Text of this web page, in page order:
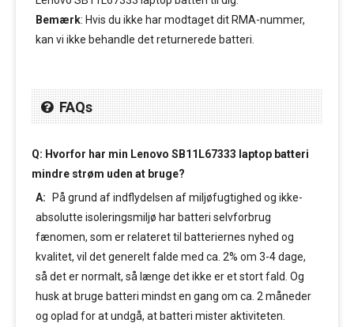
Bemærk: Hvis du ikke har modtaget dit RMA-nummer,
kan vi ikke behandle det returnerede batteri.
FAQs
Q: Hvorfor har min Lenovo SB11L67333 laptop batteri
mindre strøm uden at bruge?
A:
På grund af indflydelsen af miljøfugtighed og ikke-
absolutte isoleringsmiljø har batteri selvforbrug
fænomen, som er relateret til batteriernes nyhed og
kvalitet, vil det generelt falde med ca. 2% om 3-4 dage,
så det er normalt, så længe det ikke er et stort fald. Og
husk at bruge batteri mindst en gang om ca. 2 måneder
og oplad for at undgå, at batteri mister aktiviteten.